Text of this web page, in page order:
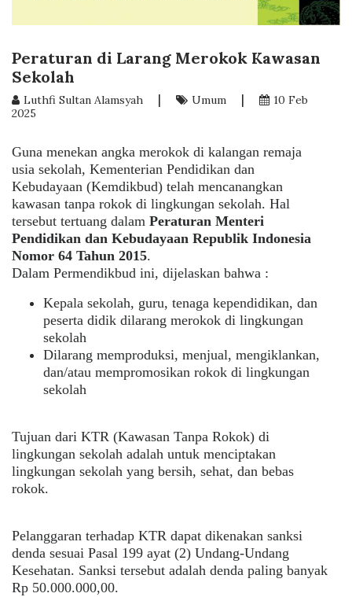
Peraturan di Larang Merokok Kawasan
Sekolah
Luthfi Sultan Alamsyah | Umum |
10 Feb
2025
Guna menekan angka merokok di kalangan remaja
usia sekolah, Kementerian Pendidikan dan
Kebudayaan (Kemdikbud) telah mencanangkan
kawasan tanpa rokok di lingkungan sekolah. Hal
tersebut tertuang dalam Peraturan Menteri
Pendidikan dan Kebudayaan Republik Indonesia
Nomor 64 Tahun 2015.
Dalam Permendikbud ini, dijelaskan bahwa :
Kepala sekolah, guru, tenaga kependidikan, dan
peserta didik dilarang merokok di lingkungan
sekolah
Dilarang memproduksi, menjual, mengiklankan,
dan/atau mempromosikan rokok di lingkungan
sekolah
Tujuan dari KTR (Kawasan Tanpa Rokok) di
lingkungan sekolah adalah untuk menciptakan
lingkungan sekolah yang bersih, sehat, dan bebas
rokok.
Pelanggaran terhadap KTR dapat dikenakan sanksi
denda sesuai Pasal 199 ayat (2) Undang-Undang
Kesehatan. Sanksi tersebut adalah denda paling banyak
Rp 50.000.000,00.